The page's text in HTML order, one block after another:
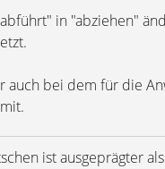
in "abziehen"
auch bei dem für die
ist ausgeprägter